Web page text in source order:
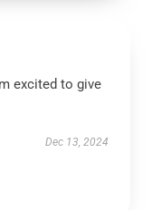
excited to give
Dec 13, 2024